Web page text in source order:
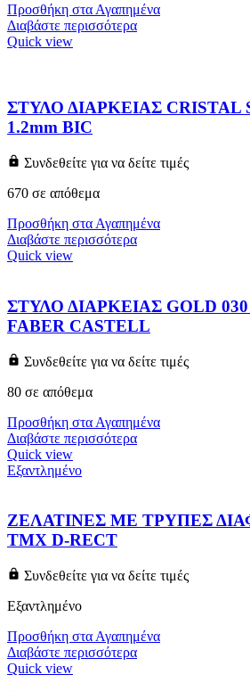
Προσθήκη στα Αγαπημένα
Διαβάστε περισσότερα
Quick view
ΣΤΥΛΟ ΔΙΑΡΚΕΙΑΣ
1.2mm BIC
Συνδεθείτε για να δείτε τιμές
670 σε απόθεμα
Προσθήκη στα Αγαπημένα
Διαβάστε περισσότερα
Quick view
ΣΤΥΛΟ ΔΙΑΡΚΕΙΑΣ GOLD
FABER CASTELL
Συνδεθείτε για να δείτε τιμές
80 σε απόθεμα
Προσθήκη στα Αγαπημένα
Διαβάστε περισσότερα
Quick view
Εξαντλημένο
ΖΕΛΑΤΙΝΕΣ ΜΕ ΤΡΥΠΕΣ
ΤΜΧ D-RECT
Συνδεθείτε για να δείτε τιμές
Εξαντλημένο
Προσθήκη στα Αγαπημένα
Διαβάστε περισσότερα
Quick view